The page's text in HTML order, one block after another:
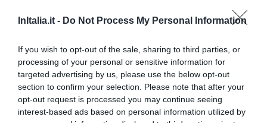
InItalia.it - Do Not Process My Personal Information
If you wish to opt-out of the sale, sharing to third parties, or
processing of your personal or sensitive information for
targeted advertising by us, please use the below opt-out
section to confirm your selection. Please note that after your
opt-out request is processed you may continue seeing
interest-based ads based on personal information utilized by
4.23 kmod centrum
CENY
Hotel Adriano
4.86 km od centrum
Znakomity 9